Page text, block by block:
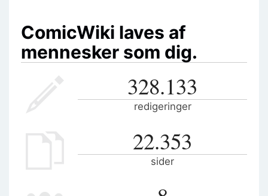
ComicWiki laves af
mennesker som dig.
328.133
redigeringer
22.353
sider